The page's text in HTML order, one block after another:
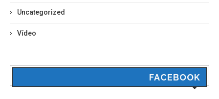
Uncategorized
Vídeo
FACEBOOK